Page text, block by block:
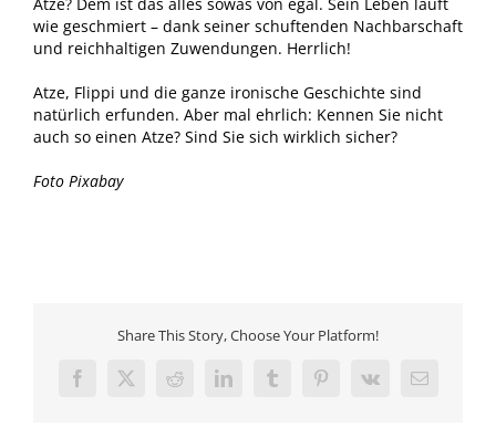
Atze? Dem ist das alles sowas von egal. Sein Leben läuft
wie geschmiert – dank seiner schuftenden Nachbarschaft
und reichhaltigen Zuwendungen. Herrlich!
Atze, Flippi und die ganze ironische Geschichte sind
natürlich erfunden. Aber mal ehrlich: Kennen Sie nicht
auch so einen Atze? Sind Sie sich wirklich sicher?
Foto Pixabay
Share This Story, Choose Your Platform!
Facebook
X RedditLinkedInTumblrPinterest
Vk
E-